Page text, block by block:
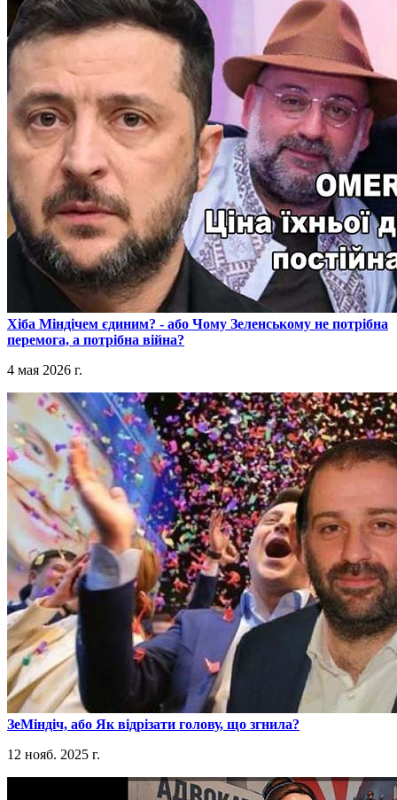
​Хіба Міндічем єдиним? - або Чому Зеленському не потрібна
перемога, а потрібна війна?
4 мая 2026 г.
​ЗеМіндіч, або Як відрізати голову, що згнила?
12 нояб. 2025 г.